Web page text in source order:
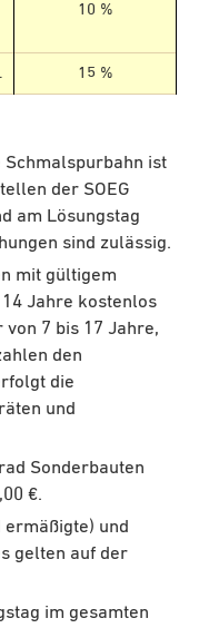
10 %
15 %
Schmalspurbahn ist
der SOEG
am Lösungstag
sind zulässig.
mit gültigem
Jahre kostenlos
7 bis 17 Jahre,
den
die
und
Sonderbauten
€.
und
gelten auf der
im gesamten